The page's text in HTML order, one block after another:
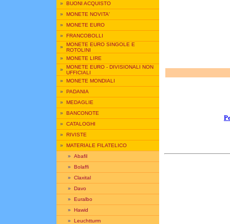
» BUONI ACQUISTO
» MONETE NOVITA'
» MONETE EURO
» FRANCOBOLLI
» MONETE EURO SINGOLE E
ROTOLINI
» MONETE LIRE
» MONETE EURO - DIVISIONALI NON
UFFICIALI
» MONETE MONDIALI
» PADANIA
» MEDAGLIE
» BANCONOTE
» CATALOGHI
» RIVISTE
» MATERIALE FILATELICO
» Abafil
» Bolaffi
» Claxital
» Davo
» Euralbo
» Hawid
» Leuchtturm